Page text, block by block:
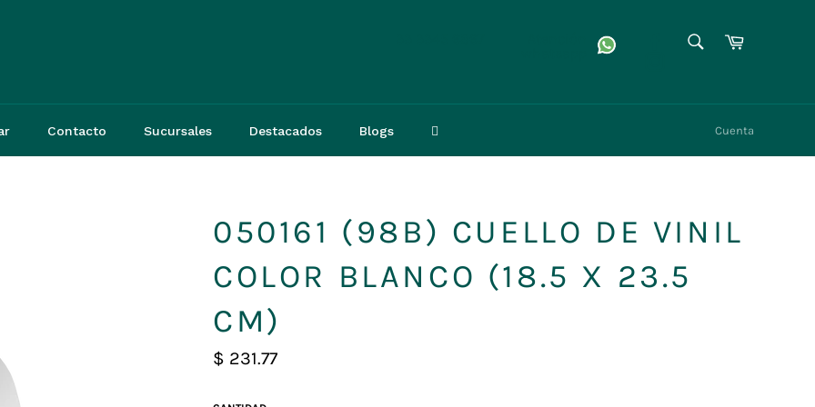
Facebook
Carrito
Contacto Sucursales Destacados Blogs Cuenta
050161 (98B) CUELLO DE VINIL
COLOR BLANCO (18.5 X 23.5
CM)
Precio
habitual
$ 231.77